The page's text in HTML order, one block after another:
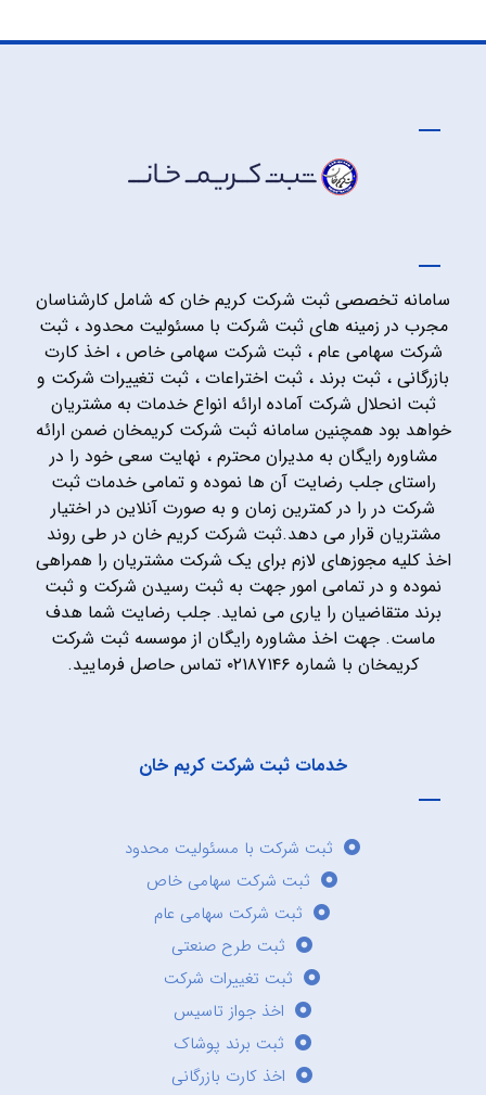
سامانه تخصصی ثبت شرکت کریم خان که شامل کارشناسان
مجرب در زمینه های ثبت شرکت با مسئولیت محدود ، ثبت
شرکت سهامی عام ، ثبت شرکت سهامی خاص ، اخذ کارت
بازرگانی ، ثبت برند ، ثبت اختراعات ، ثبت تغییرات شرکت و
ثبت انحلال شرکت آماده ارائه انواع خدمات به مشتریان
خواهد بود همچنین سامانه ثبت شرکت کریمخان ضمن ارائه
مشاوره رایگان به مدیران محترم ، نهایت سعی خود را در
راستای جلب رضایت آن ها نموده و تمامی خدمات ثبت
شرکت در را در کمترین زمان و به صورت آنلاین در اختیار
مشتریان قرار می دهد.ثبت شرکت کریم خان در طی روند
اخذ کلیه مجوزهای لازم برای یک شرکت مشتریان را همراهی
نموده و در تمامی امور جهت به ثبت رسیدن شرکت و ثبت
برند متقاضیان را یاری می نماید. جلب رضایت شما هدف
ماست. جهت اخذ مشاوره رایگان از موسسه ثبت شرکت
کریمخان با شماره ۰۲۱۸۷۱۴۶ تماس حاصل فرمایید.
خدمات ثبت شرکت کریم خان
ثبت شرکت با مسئولیت محدود
ثبت شرکت سهامی خاص
ثبت شرکت سهامی عام
ثبت طرح صنعتی
ثبت تغییرات شرکت
اخذ جواز تاسیس
ثبت برند پوشاک
اخذ کارت بازرگانی